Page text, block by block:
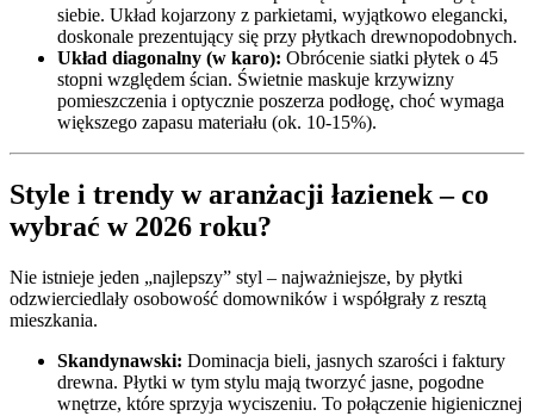
siebie. Układ kojarzony z parkietami, wyjątkowo elegancki,
doskonale prezentujący się przy płytkach drewnopodobnych.
Układ diagonalny (w karo): Obrócenie siatki płytek o 45
stopni względem ścian. Świetnie maskuje krzywizny
pomieszczenia i optycznie poszerza podłogę, choć wymaga
większego zapasu materiału (ok. 10-15%).
Style i trendy w aranżacji łazienek – co
wybrać w 2026 roku?
Nie istnieje jeden „najlepszy” styl – najważniejsze, by płytki
odzwierciedlały osobowość domowników i współgrały z resztą
mieszkania.
Skandynawski: Dominacja bieli, jasnych szarości i faktury
drewna. Płytki w tym stylu mają tworzyć jasne, pogodne
wnętrze, które sprzyja wyciszeniu. To połączenie higienicznej